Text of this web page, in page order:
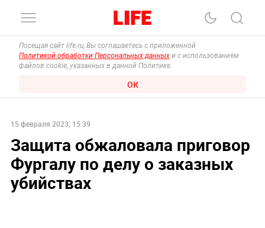
Посещая сайт life.ru, Вы соглашаетесь с приложенной
Политикой обработки Персональных данных и с использованием
файлов cookie, указанных в данной Политике.
ОК
15 февраля 2023, 15:39
Защита обжаловала приговор
Фургалу по делу о заказных
убийствах